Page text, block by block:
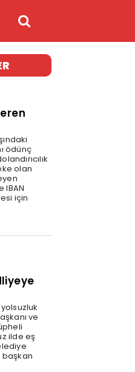
ödünç
olan
IBAN
için
ve
ilde eş
başkan